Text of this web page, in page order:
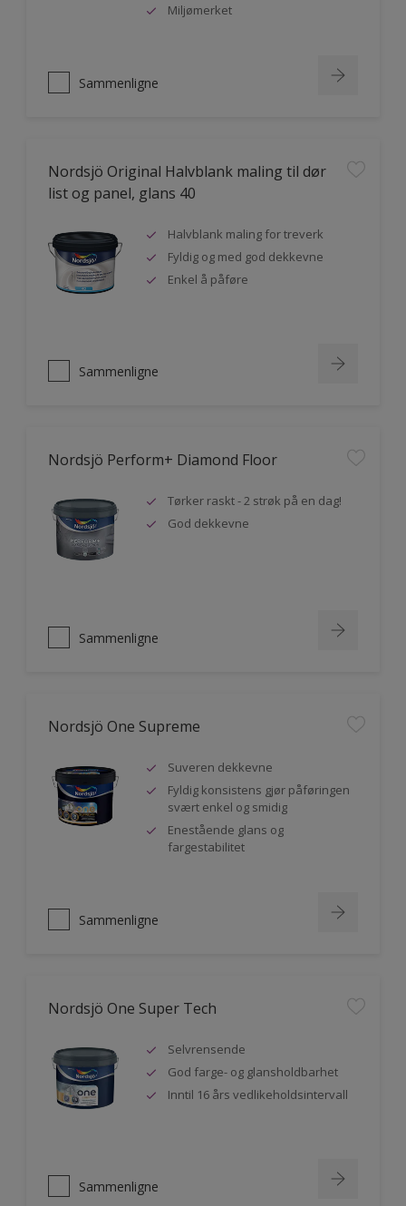
Miljømerket
Sammenligne
Nordsjö Original Halvblank maling til dør
list og panel, glans 40
Halvblank maling for treverk
Fyldig og med god dekkevne
Enkel å påføre
Sammenligne
Nordsjö Perform+ Diamond Floor
Tørker raskt - 2 strøk på en dag!
God dekkevne
Sammenligne
Nordsjö One Supreme
Suveren dekkevne
Fyldig konsistens gjør påføringen
svært enkel og smidig
Enestående glans og
fargestabilitet
Sammenligne
Nordsjö One Super Tech
Selvrensende
God farge- og glansholdbarhet
Inntil 16 års vedlikeholdsintervall
Sammenligne